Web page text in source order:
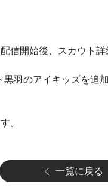
開始後、スカウト詳
羽のアイキッズを追加
。
一覧に戻る